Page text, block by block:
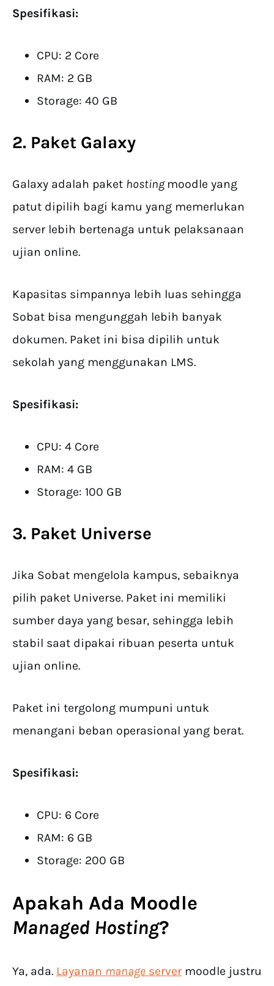
Spesifikasi:
CPU: 2 Core
RAM: 2 GB
Storage: 40 GB
2. Paket Galaxy
Galaxy adalah paket hosting moodle yang
patut dipilih bagi kamu yang memerlukan
server lebih bertenaga untuk pelaksanaan
ujian online.
Kapasitas simpannya lebih luas sehingga
Sobat bisa mengunggah lebih banyak
dokumen. Paket ini bisa dipilih untuk
sekolah yang menggunakan LMS.
Spesifikasi:
CPU: 4 Core
RAM: 4 GB
Storage: 100 GB
3. Paket Universe
Jika Sobat mengelola kampus, sebaiknya
pilih paket Universe. Paket ini memiliki
sumber daya yang besar, sehingga lebih
stabil saat dipakai ribuan peserta untuk
ujian online.
Paket ini tergolong mumpuni untuk
menangani beban operasional yang berat.
Spesifikasi:
CPU: 6 Core
RAM: 6 GB
Storage: 200 GB
Apakah Ada Moodle
Managed Hosting?
Ya, ada. Layanan manage server moodle justru